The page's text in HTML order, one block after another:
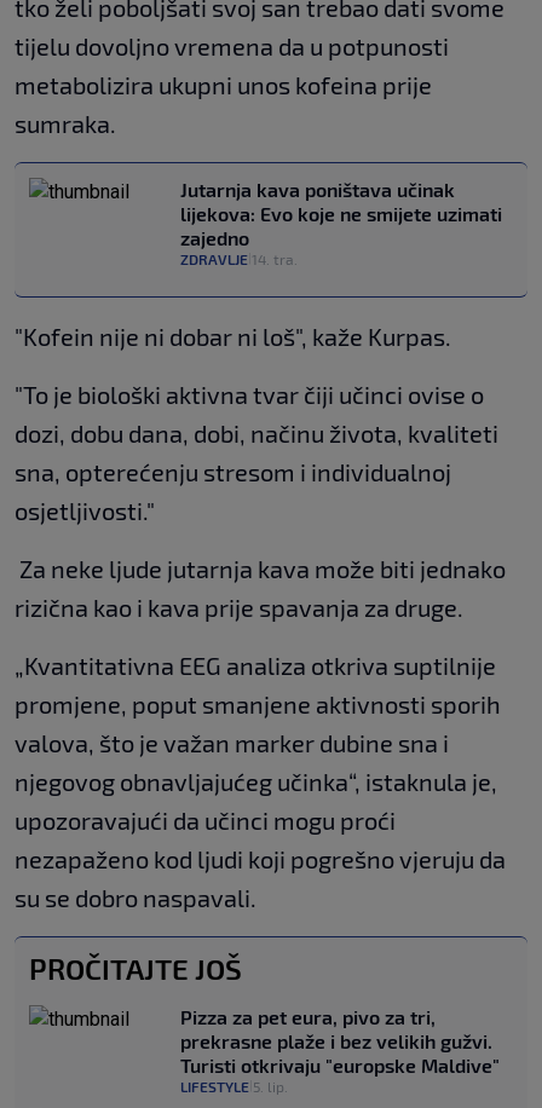
tko želi poboljšati svoj san trebao dati svome
tijelu dovoljno vremena da u potpunosti
metabolizira ukupni unos kofeina prije
sumraka.
Jutarnja kava poništava učinak
lijekova: Evo koje ne smijete uzimati
zajedno
ZDRAVLJE 14. tra.
"Kofein nije ni dobar ni loš", kaže Kurpas.
"To je biološki aktivna tvar čiji učinci ovise o
dozi, dobu dana, dobi, načinu života, kvaliteti
sna, opterećenju stresom i individualnoj
osjetljivosti."
Za neke ljude jutarnja kava može biti jednako
rizična kao i kava prije spavanja za druge.
„Kvantitativna EEG analiza otkriva suptilnije
promjene, poput smanjene aktivnosti sporih
valova, što je važan marker dubine sna i
njegovog obnavljajućeg učinka“, istaknula je,
upozoravajući da učinci mogu proći
nezapaženo kod ljudi koji pogrešno vjeruju da
su se dobro naspavali.
PROČITAJTE JOŠ
Pizza za pet eura, pivo za tri,
prekrasne plaže i bez velikih gužvi.
Turisti otkrivaju "europske Maldive"
LIFESTYLE 5. lip.